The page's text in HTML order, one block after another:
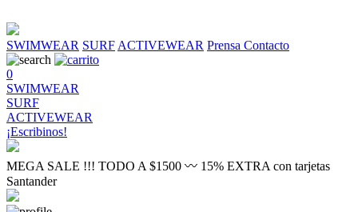
SWIMWEAR SURF ACTIVEWEAR Prensa Contacto
0
SWIMWEAR
SURF
ACTIVEWEAR
¡Escribinos!
MEGA SALE !!! TODO A $1500 〰 15% EXTRA con tarjetas
Santander